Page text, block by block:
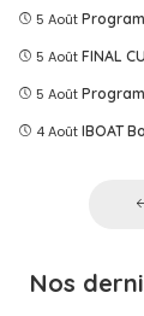
5 Août
5 Août FINAL
5 Août
4 Août IBOAT
Nos